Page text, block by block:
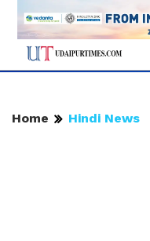
Home Hindi News